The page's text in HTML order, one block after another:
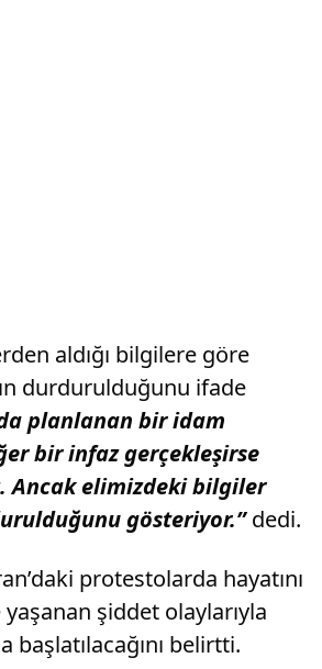
aldığı bilgilere göre
durdurulduğunu ifade
planlanan bir idam
bir infaz gerçekleşirse
Ancak elimizdeki bilgiler
gösteriyor.”dedi.
protestolarda hayatını
şiddet olaylarıyla
belirtti.